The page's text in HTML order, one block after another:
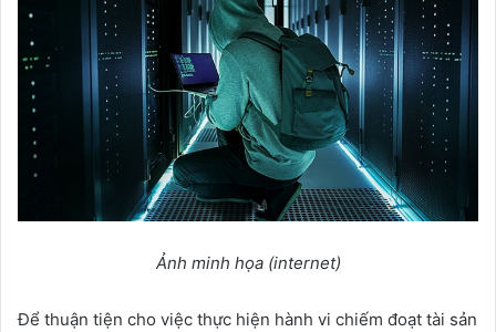
Ảnh minh họa (internet)
Để thuận tiện cho việc thực hiện hành vi chiếm đoạt tài sản